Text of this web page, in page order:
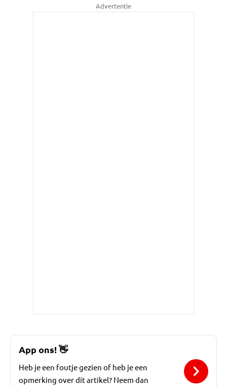
Advertentie
App ons!👋
Heb je een foutje gezien of heb je een
opmerking over dit artikel? Neem dan